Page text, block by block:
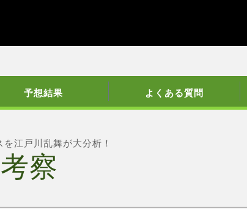
予想結果 よくある質問
江戸川乱舞が大分析！
察